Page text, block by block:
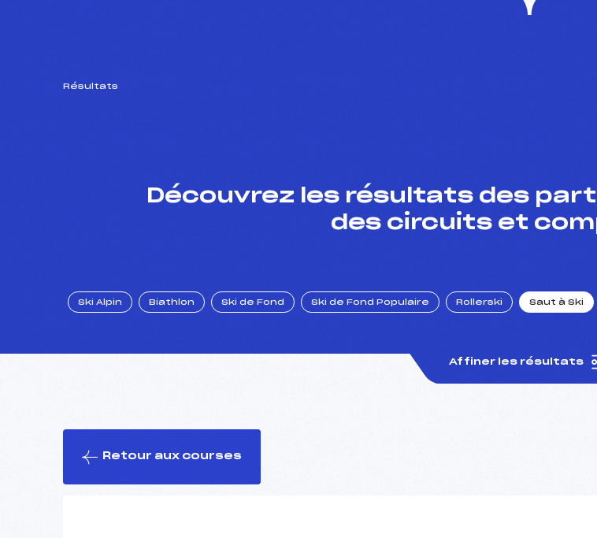
Résultats
Découvrez les résultats des
des circuits et
Ski Alpin Biathlon Ski de Fond Ski de Fond Populaire Rollerski Saut à Ski
Affiner les résultats
Retour aux courses